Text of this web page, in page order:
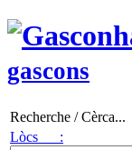
gascons
Recherche / Cèrca...
Lòcs :